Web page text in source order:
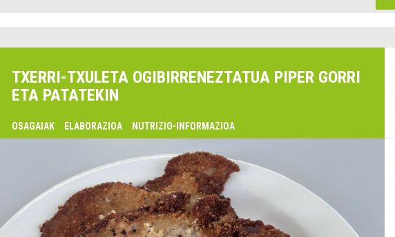
TXERRI-TXULETA OGIBIRRENEZTATUA PIPER GORRI
ETA PATATEKIN
OSAGAIAK ELABORAZIOA NUTRIZIO-INFORMAZIOA